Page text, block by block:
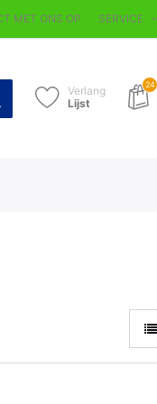
MET ONS OP SERVICE
Verlang
Lijst
24